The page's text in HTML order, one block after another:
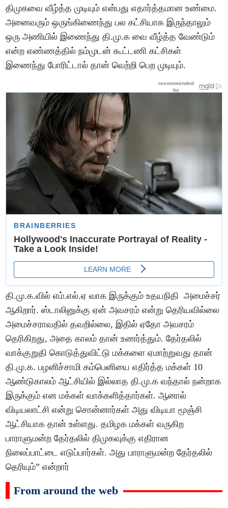
திமுகவை வீழ்த்த முடியும் என்பது எதார்த்தமான உண்மை.
அனைவரும் ஒருங்கிணைந்து பல கட்சியாக இருந்தாலும்
ஒரு அணியில் இணைந்து தி.மு.க வை வீழ்த்த வேண்டும்
என்ற எண்ணத்தில் நம்முடன் கூட்டணி கட்சிகள்
இணைந்து போரிட்டால் தான் வெற்றி பெற முடியும்.
தி.மு.க.வில் எம்.எல்.ஏ வாக இருக்கும் உதயநிதி அமைச்சர்
ஆகிறார். ஸ்டாலினுக்கு ஏன் அவசரம் என்று தெரியவில்லை
அமைச்சராவதில் தவறில்லை, இதில் ஏதோ அவசரம்
தெரிகிறது, அதை காலம் தான் உணர்த்தும். தேர்தலில்
வாக்குறுதி கொடுத்துவிட்டு மக்களை ஏமாற்றுவது தான்
தி.மு.க. பழனிச்சாமி கம்பெனியை எதிர்த்த மக்கள் 10
ஆண்டுகாலம் ஆட்சியில் இல்லாத தி.மு.க வந்தால் நன்றாக
இருக்கும் என மக்கள் வாக்களித்தார்கள். ஆனால்
விடியலாட்சி என்று சொன்னார்கள் அது விடியா மூஞ்சி
ஆட்சியாக தான் உள்ளது. தமிழக மக்கள் வருகிற
பாராளுமன்ற தேர்தலில் திமுகவுக்கு எதிரான
நிலைப்பாட்டை எடுப்பார்கள். அது பாராளுமன்ற தேர்தலில்
தெரியும்” என்றார்
From around the web